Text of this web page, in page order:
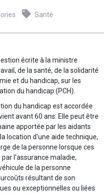
Santé
écrite à la ministre
de la santé, de la solidarité
et du handicap, sur les
du handicap (PCH).
du handicap est accordée
avant 60 ans. Elle peut être
apportée par les aidants
location d'une aide technique,
de la personne lorsque ces
l'assurance maladie,
de la personne
résultant de son
ou exceptionnelles ou liées